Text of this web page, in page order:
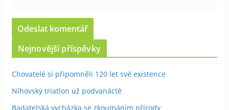
Nejnovější příspěvky
Chovatelé si připomněli 120 let své existence
Níhovský triatlon už podvanácté
Badatelská vycházka se zkoumáním přírody